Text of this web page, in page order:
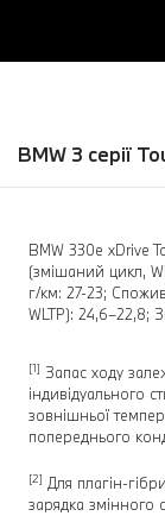
BMW 3 серії
BMW 330e xDrive
(змішаний цикл,
г/км: 27-23;
WLTP): 24,6–22,8;
[1] Запас ходу
індивідуального
зовнішньої
попереднього
[2] Для плагін-
зарядка змінного